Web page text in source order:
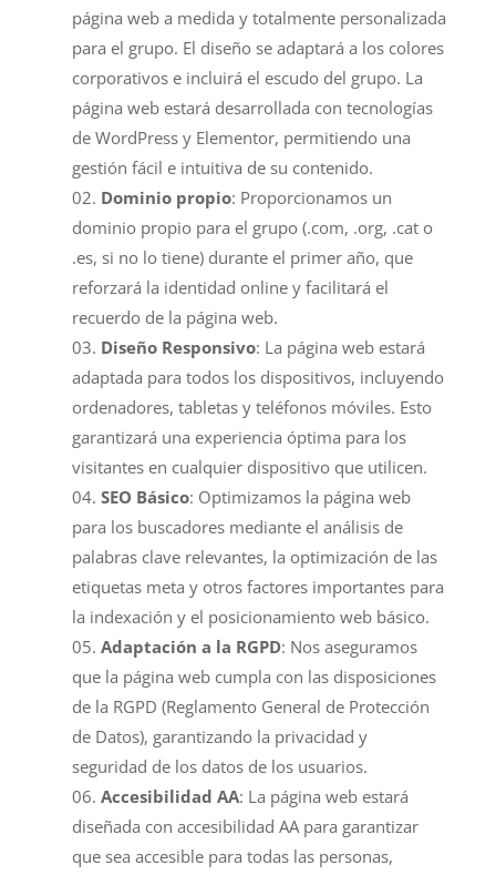
página web a medida y totalmente personalizada
para el grupo. El diseño se adaptará a los colores
corporativos e incluirá el escudo del grupo. La
página web estará desarrollada con tecnologías
de WordPress y Elementor, permitiendo una
gestión fácil e intuitiva de su contenido.
Dominio propio: Proporcionamos un
dominio propio para el grupo (.com, .org, .cat o
.es, si no lo tiene) durante el primer año, que
reforzará la identidad online y facilitará el
recuerdo de la página web.
Diseño Responsivo: La página web estará
adaptada para todos los dispositivos, incluyendo
ordenadores, tabletas y teléfonos móviles. Esto
garantizará una experiencia óptima para los
visitantes en cualquier dispositivo que utilicen.
SEO Básico: Optimizamos la página web
para los buscadores mediante el análisis de
palabras clave relevantes, la optimización de las
etiquetas meta y otros factores importantes para
la indexación y el posicionamiento web básico.
Adaptación a la RGPD: Nos aseguramos
que la página web cumpla con las disposiciones
de la RGPD (Reglamento General de Protección
de Datos), garantizando la privacidad y
seguridad de los datos de los usuarios.
Accesibilidad AA: La página web estará
diseñada con accesibilidad AA para garantizar
que sea accesible para todas las personas,